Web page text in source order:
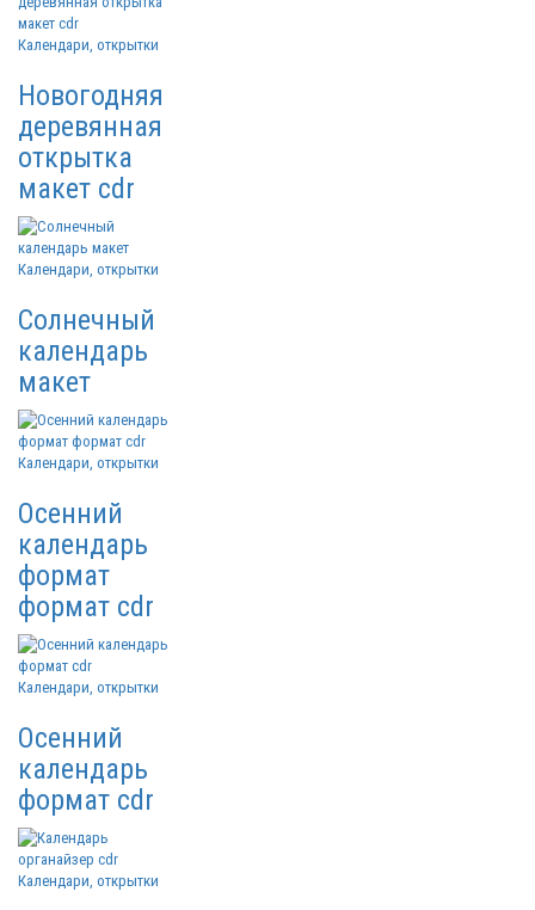
Календари, открытки
Новогодняя
деревянная
открытка
макет cdr
Календари, открытки
Солнечный
календарь
макет
Календари, открытки
Осенний
календарь
формат
формат cdr
Календари, открытки
Осенний
календарь
формат cdr
Календари, открытки